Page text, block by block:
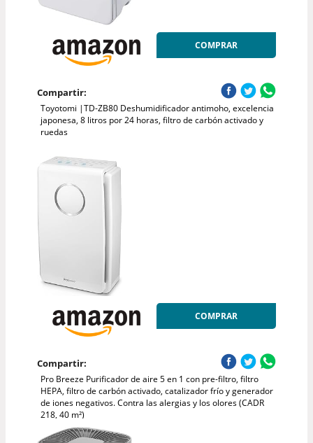
COMPRAR
Compartir:
Toyotomi |TD-ZB80 Deshumidificador antimoho, excelencia
japonesa, 8 litros por 24 horas, filtro de carbón activado y
ruedas
COMPRAR
Compartir:
Pro Breeze Purificador de aire 5 en 1 con pre-filtro, filtro
HEPA, filtro de carbón activado, catalizador frío y generador
de iones negativos. Contra las alergias y los olores (CADR
218, 40 m²)